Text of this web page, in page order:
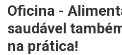
Oficina -
saudável
na prática!